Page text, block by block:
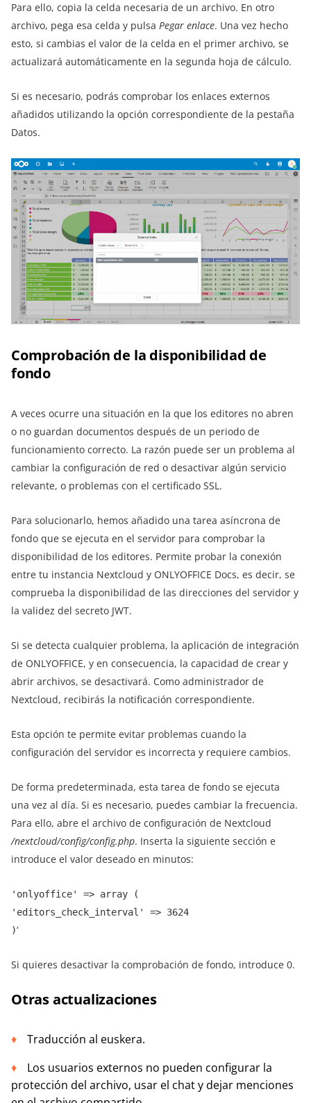
Para ello, copia la celda necesaria de un archivo. En otro
archivo, pega esa celda y pulsa Pegar enlace. Una vez hecho
esto, si cambias el valor de la celda en el primer archivo, se
actualizará automáticamente en la segunda hoja de cálculo.
Si es necesario, podrás comprobar los enlaces externos
añadidos utilizando la opción correspondiente de la pestaña
Datos.
Comprobación de la disponibilidad de
fondo
A veces ocurre una situación en la que los editores no abren
o no guardan documentos después de un periodo de
funcionamiento correcto. La razón puede ser un problema al
cambiar la configuración de red o desactivar algún servicio
relevante, o problemas con el certificado SSL.
Para solucionarlo, hemos añadido una tarea asíncrona de
fondo que se ejecuta en el servidor para comprobar la
disponibilidad de los editores. Permite probar la conexión
entre tu instancia Nextcloud y ONLYOFFICE Docs, es decir, se
comprueba la disponibilidad de las direcciones del servidor y
la validez del secreto JWT.
Si se detecta cualquier problema, la aplicación de integración
de ONLYOFFICE, y en consecuencia, la capacidad de crear y
abrir archivos, se desactivará. Como administrador de
Nextcloud, recibirás la notificación correspondiente.
Esta opción te permite evitar problemas cuando la
configuración del servidor es incorrecta y requiere cambios.
De forma predeterminada, esta tarea de fondo se ejecuta
una vez al día. Si es necesario, puedes cambiar la frecuencia.
Para ello, abre el archivo de configuración de Nextcloud
/nextcloud/config/config.php. Inserta la siguiente sección e
introduce el valor deseado en minutos:
'onlyoffice' => array (
'editors_check_interval' => 3624
)‘
Si quieres desactivar la comprobación de fondo, introduce 0.
Otras actualizaciones
Traducción al euskera.
Los usuarios externos no pueden configurar la
protección del archivo, usar el chat y dejar menciones